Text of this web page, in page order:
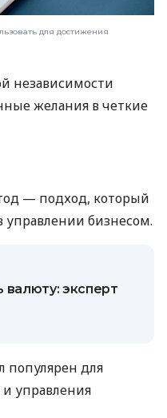
для достижения
независимости
желания в четкие
— подход, который
управлении бизнесом.
валюту: эксперт
популярен для
управления